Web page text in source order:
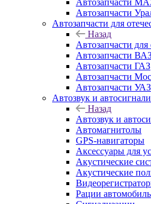
Автозапчасти
Автозапчасти
Автозапчасти для
Назад
Автозапчасти
Автозапчасти
Автозапчасти ГАЗ
Автозапчасти
Автозапчасти УАЗ
Автозвук и
Назад
Автозвук и
Автомагнитолы
GPS-навигаторы
Аксессуары для
Акустические
Акустические
Рации